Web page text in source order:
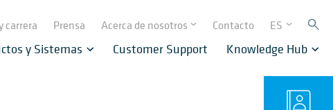
carrera Prensa Acerca de nosotros Contacto ES
y Sistemas Customer Support Knowledge Hub